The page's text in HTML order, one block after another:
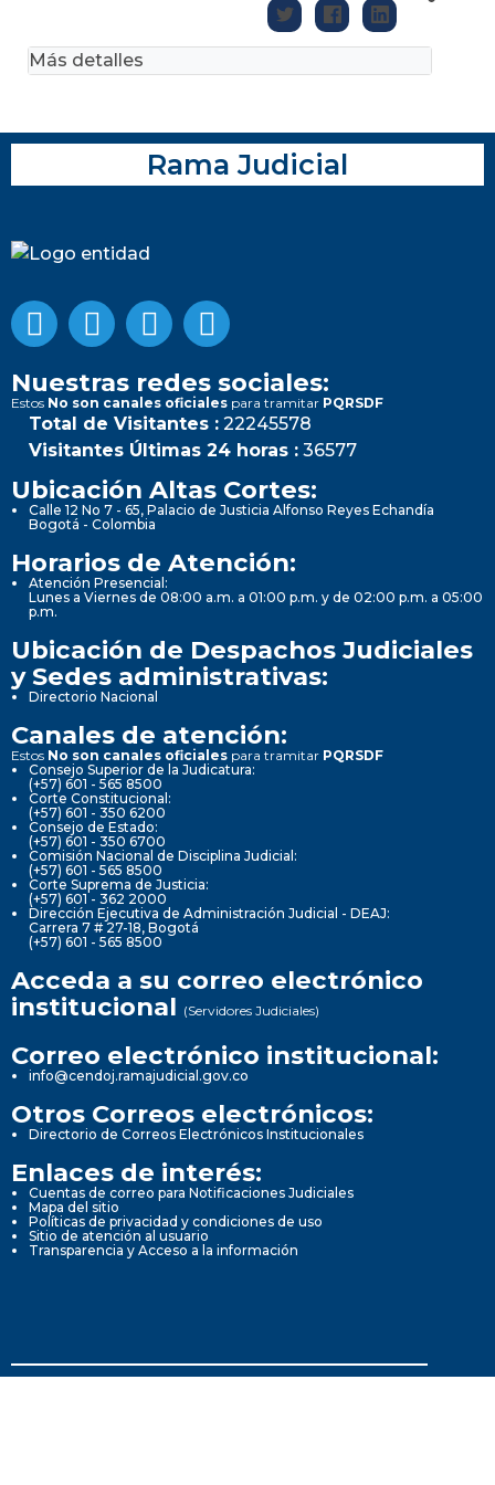
Más detalles
Rama Judicial
Nuestras redes sociales:
Estos No son canales oficiales para tramitar PQRSDF
Total de Visitantes : 22245578
Visitantes Últimas 24 horas : 36577
Ubicación Altas Cortes:
Calle 12 No 7 - 65, Palacio de Justicia Alfonso Reyes Echandía
Bogotá - Colombia
Horarios de Atención:
Atención Presencial:
Lunes a Viernes de 08:00 a.m. a 01:00 p.m. y de 02:00 p.m. a 05:00
p.m.
Ubicación de Despachos Judiciales
y Sedes administrativas:
Directorio Nacional
Canales de atención:
Estos No son canales oficiales para tramitar PQRSDF
Consejo Superior de la Judicatura:
(+57) 601 - 565 8500
Corte Constitucional:
(+57) 601 - 350 6200
Consejo de Estado:
(+57) 601 - 350 6700
Comisión Nacional de Disciplina Judicial:
(+57) 601 - 565 8500
Corte Suprema de Justicia:
(+57) 601 - 362 2000
Dirección Ejecutiva de Administración Judicial - DEAJ:
Carrera 7 # 27-18, Bogotá
(+57) 601 - 565 8500
Acceda a su correo electrónico
institucional (Servidores Judiciales)
Correo electrónico institucional:
info@cendoj.ramajudicial.gov.co
Otros Correos electrónicos:
Directorio de Correos Electrónicos Institucionales
Enlaces de interés:
Cuentas de correo para Notificaciones Judiciales
Mapa del sitio
Políticas de privacidad y condiciones de uso
Sitio de atención al usuario
Transparencia y Acceso a la información